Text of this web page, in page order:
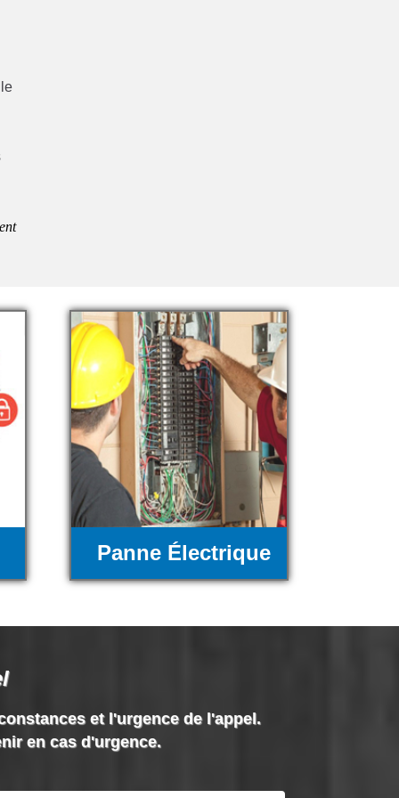
Panne Électrique
et l'urgence de l'appel.
en cas d'urgence.